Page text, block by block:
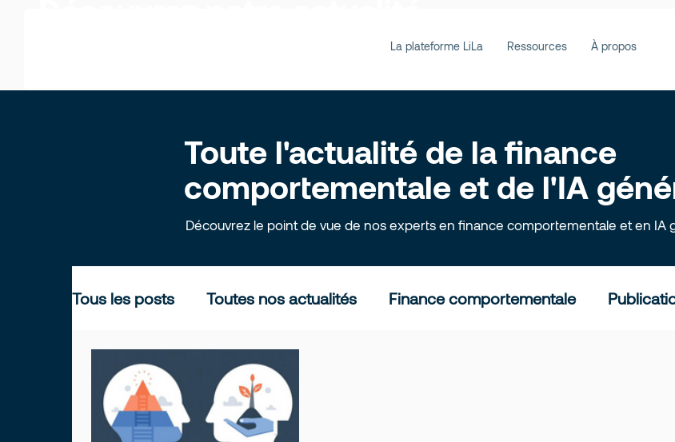
La plateforme LiLa Ressources À propos
Toute l'actualité de la finance
comportementale et de l'IA
Découvrez le point de vue de nos experts en finance comportementale et en IA
Tous les posts Toutes nos actualités Finance comportementale
Expérience client